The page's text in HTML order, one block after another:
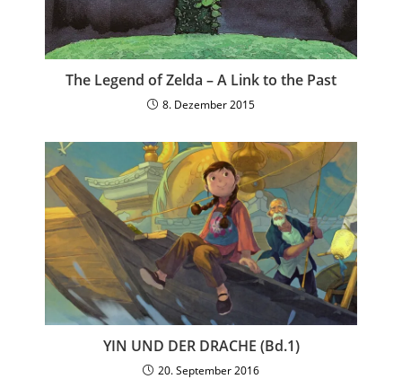
The Legend of Zelda – A Link to the Past
8. Dezember 2015
YIN UND DER DRACHE (Bd.1)
20. September 2016